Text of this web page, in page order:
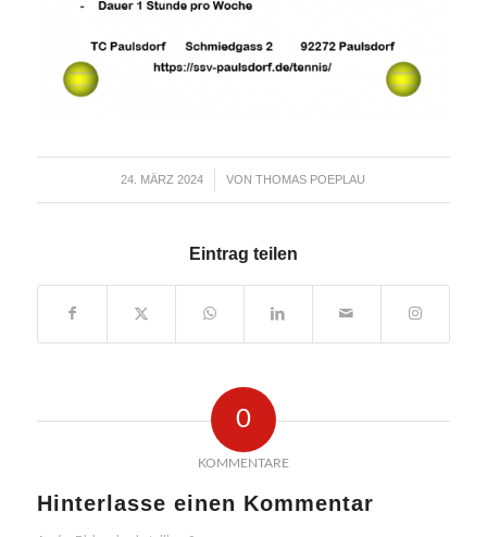
24. MÄRZ 2024
/ VONTHOMAS POEPLAU
Eintrag teilen
0
KOMMENTARE
Hinterlasse einen Kommentar